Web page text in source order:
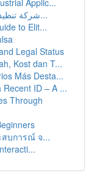
Applic...
شركة تنظيف أعشاب بخارية بالرياض: المفتاح ال...
to Elit...
Legal Status
Kost dan T...
Más Desta...
ID – A ...
Through
สบการณ์ จ...